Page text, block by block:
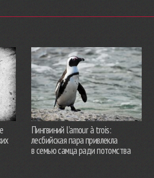
Пингвиний l’amour à trois:
лесбийская пара привлекла
в семью самца ради потомства